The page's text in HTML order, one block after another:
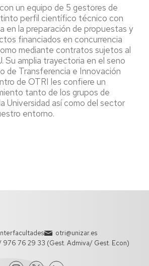
un equipo de 5 gestores de
perfil científico técnico con
en la preparación de propuestas y
financiados en concurrencia
mediante contratos sujetos al
Su amplia trayectoria en el seno
de Transferencia e Innovación
de OTRI les confiere un
tanto de los grupos de
Universidad así como del sector
entorno.
otri@unizar.es
76 29 33 (Gest. Admiva/ Gest. Econ)